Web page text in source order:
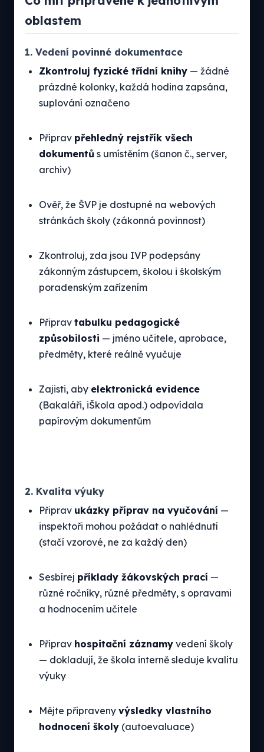
oblastem
1. Vedení povinné dokumentace
Zkontroluj fyzické třídní knihy — žádné
prázdné kolonky, každá hodina zapsána,
suplování označeno
Připrav přehledný rejstřík všech
dokumentů s umístěním (šanon č., server,
archiv)
Ověř, že ŠVP je dostupné na webových
stránkách školy (zákonná povinnost)
Zkontroluj, zda jsou IVP podepsány
zákonným zástupcem, školou i školským
poradenským zařízením
Připrav tabulku pedagogické
způsobilosti — jméno učitele, aprobace,
předměty, které reálně vyučuje
Zajisti, aby elektronická evidence
(Bakaláři, iŠkola apod.) odpovídala
papírovým dokumentům
2. Kvalita výuky
Připrav ukázky příprav na vyučování —
inspektoři mohou požádat o nahlédnutí
(stačí vzorové, ne za každý den)
Sesbírej příklady žákovských prací —
různé ročníky, různé předměty, s opravami
a hodnocením učitele
Připrav hospitační záznamy vedení školy
— dokladují, že škola interně sleduje kvalitu
výuky
Mějte připraveny výsledky vlastního
hodnocení školy (autoevaluace)